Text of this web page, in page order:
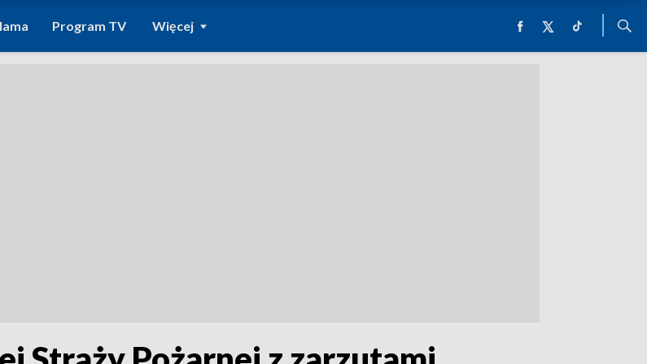
Program TV Więcej